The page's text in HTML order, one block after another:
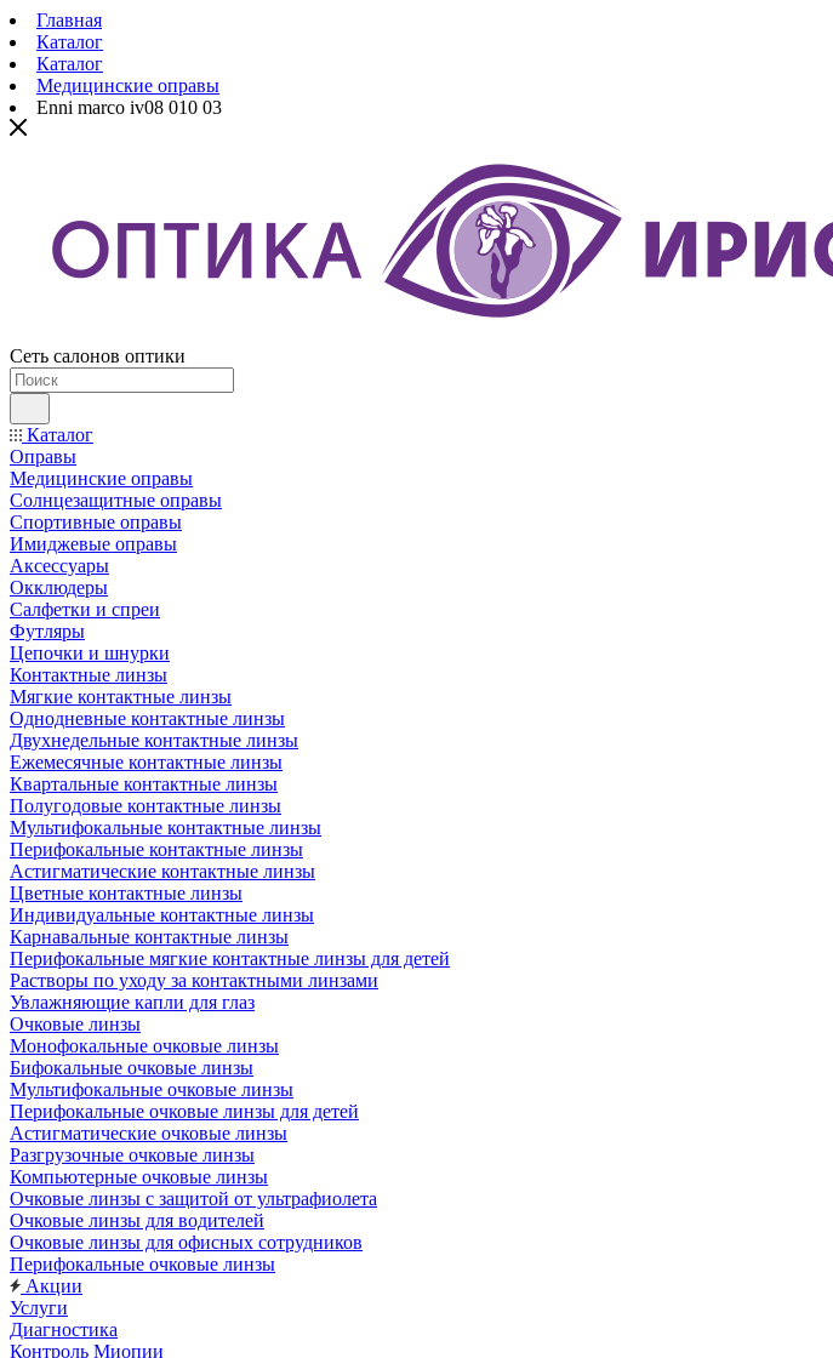
Главная
Каталог
Каталог
Медицинские оправы
Enni marco iv08 010 03
Сеть салонов оптики
Каталог
Оправы
Медицинские оправы
Солнцезащитные оправы
Спортивные оправы
Имиджевые оправы
Аксессуары
Окклюдеры
Салфетки и спреи
Футляры
Цепочки и шнурки
Контактные линзы
Мягкие контактные линзы
Однодневные контактные линзы
Двухнедельные контактные линзы
Ежемесячные контактные линзы
Квартальные контактные линзы
Полугодовые контактные линзы
Мультифокальные контактные линзы
Перифокальные контактные линзы
Астигматические контактные линзы
Цветные контактные линзы
Индивидуальные контактные линзы
Карнавальные контактные линзы
Перифокальные мягкие контактные линзы для детей
Растворы по уходу за контактными линзами
Увлажняющие капли для глаз
Очковые линзы
Монофокальные очковые линзы
Бифокальные очковые линзы
Мультифокальные очковые линзы
Перифокальные очковые линзы для детей
Астигматические очковые линзы
Разгрузочные очковые линзы
Компьютерные очковые линзы
Очковые линзы с защитой от ультрафиолета
Очковые линзы для водителей
Очковые линзы для офисных сотрудников
Перифокальные очковые линзы
Акции
Услуги
Диагностика
Контроль Миопии